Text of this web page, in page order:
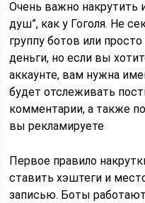
Очень важно
душ”, как у Гоголя. Не
группу ботов или
деньги, но если вы
аккаунте, вам нужна
будет отслеживать
комментарии, а также
вы рекламируете
Первое правило
ставить хэштеги и
записью. Боты